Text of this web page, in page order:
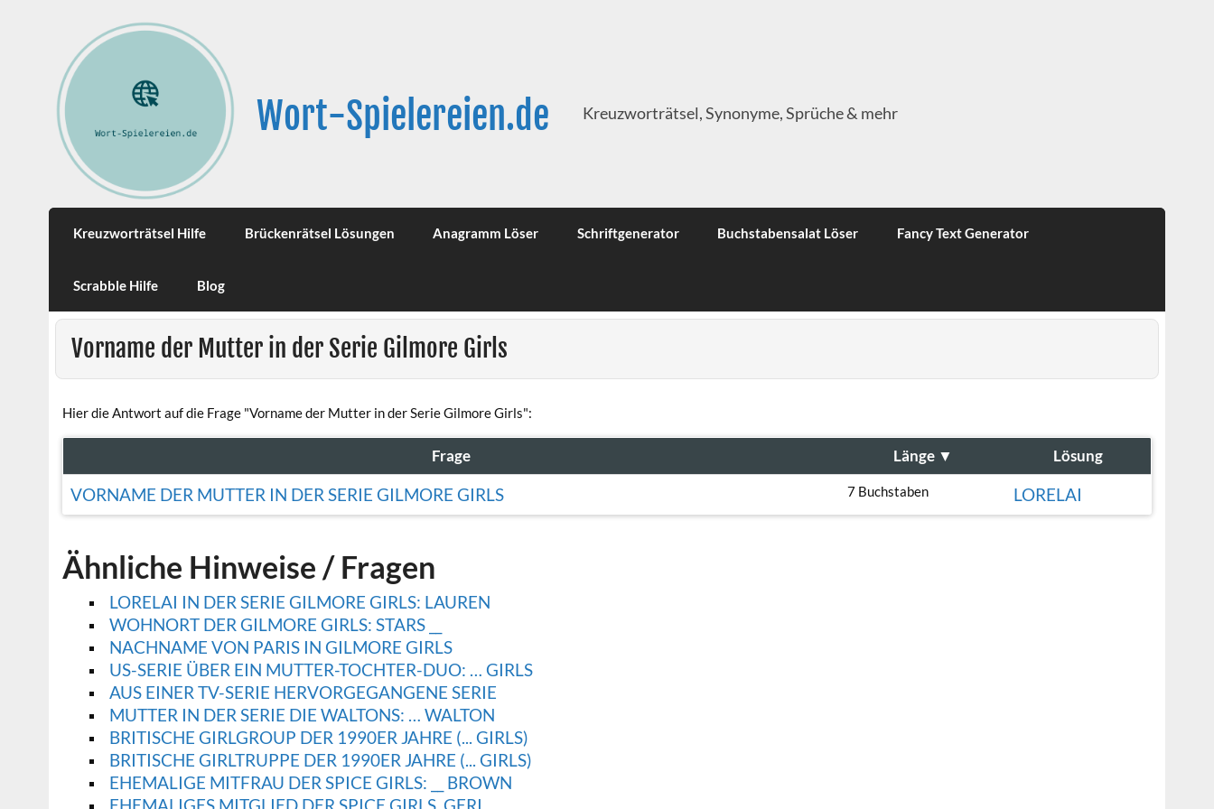
Wort-Spielereien.de Kreuzworträtsel, Synonyme, Sprüche & mehr
Kreuzworträtsel Hilfe Brückenrätsel Lösungen Anagramm Löser Schriftgenerator Buchstabensalat Löser Fancy Text Generator
Scrabble Hilfe Blog
Vorname der Mutter in der Serie Gilmore Girls
Hier die Antwort auf die Frage "Vorname der Mutter in der Serie Gilmore Girls":
Frage Länge ▼ Lösung
VORNAME DER MUTTER IN DER SERIE GILMORE GIRLS 7 Buchstaben LORELAI
Ähnliche Hinweise / Fragen
LORELAI IN DER SERIE GILMORE GIRLS: LAUREN
WOHNORT DER GILMORE GIRLS: STARS __
NACHNAME VON PARIS IN GILMORE GIRLS
US-SERIE ÜBER EIN MUTTER-TOCHTER-DUO: … GIRLS
AUS EINER TV-SERIE HERVORGEGANGENE SERIE
MUTTER IN DER SERIE DIE WALTONS: … WALTON
BRITISCHE GIRLGROUP DER 1990ER JAHRE (... GIRLS)
BRITISCHE GIRLTRUPPE DER 1990ER JAHRE (... GIRLS)
EHEMALIGE MITFRAU DER SPICE GIRLS: __ BROWN